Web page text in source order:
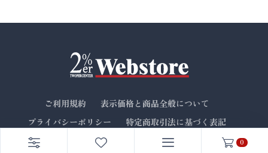
ご利用規約
表示価格と商品全般について
プライバシーポリシー
特定商取引法に基づく表記
0